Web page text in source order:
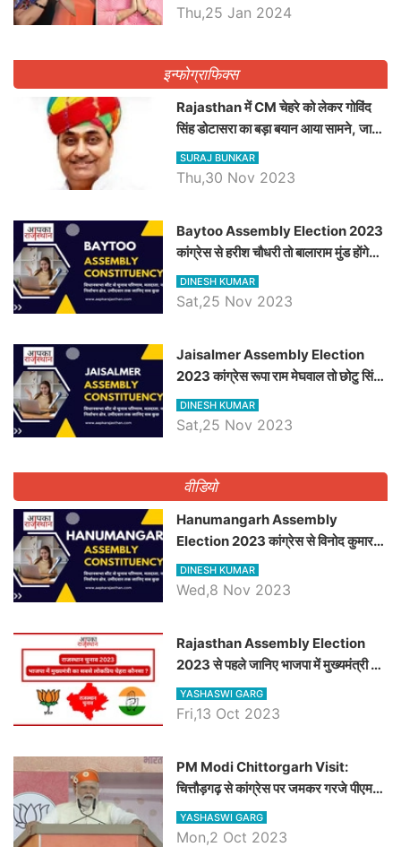
Thu,25 Jan 2024
इन्फोग्राफिक्स
Rajasthan में CM चेहरे को लेकर गोविंद
सिंह डोटासरा का बड़ा बयान आया सामने, जानें
विचार
SURAJ BUNKAR
Thu,30 Nov 2023
Baytoo Assembly Election 2023
कांग्रेस से हरीश चौधरी तो बालाराम मुंड होंगे
भाजपा उम्मीदवार, जानिये बायतू विधानसभा
सीट के ताजा समीकरण
DINESH KUMAR
Sat,25 Nov 2023
​​​​​​​Jaisalmer Assembly Election
2023 कांग्रेस रूपा राम मेघवाल तो छोटु सिंह
भाटी होंगे भाजपा उम्मीदवार, जानिये जैसलमेर
विधानसभा सीट के ताजा समीकरण
DINESH KUMAR
Sat,25 Nov 2023
वीडियो
Hanumangarh Assembly
Election 2023 कांग्रेस से विनोद कुमार
चौधरी तो अमित चौधरी होंगे भाजपा उम्मीदवार,
जानिये हनुमानगढ़ विधानसभा सीट के ताजा
DINESH KUMAR
Wed,8 Nov 2023
Rajasthan Assembly Election
2023 से पहले जानिए भाजपा में मुख्यमंत्री का
सबसे लोकप्रिय चेहरा कौनसा ?
YASHASWI GARG
Fri,13 Oct 2023
PM Modi Chittorgarh Visit:
चित्तौड़गढ़ से कांग्रेस पर जमकर गरजे पीएम
मोदी, जाने प्रधानमंत्री के भाषण की बड़ी
बातें, देखें वीडियो
YASHASWI GARG
Mon,2 Oct 2023